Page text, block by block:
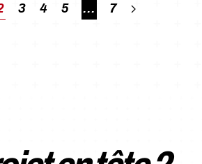
3 4 5 … 7